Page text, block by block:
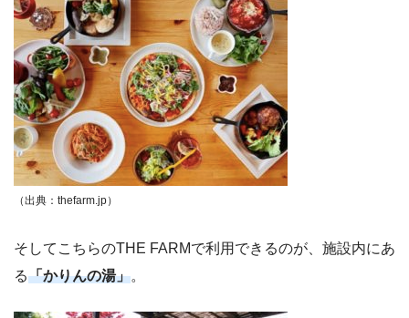
（出典：thefarm.jp）
そしてこちらのTHE FARMで利用できるのが、施設内にあ
る「かりんの湯」。